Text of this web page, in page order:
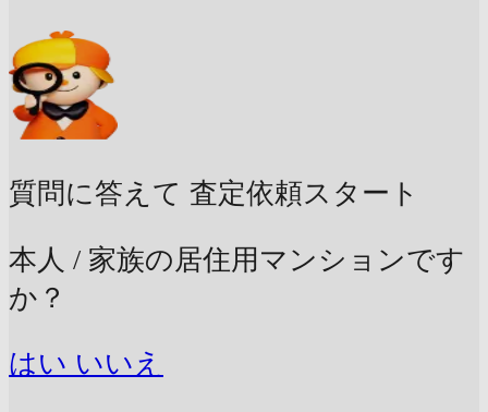
質問に答えて 査定依頼スタート
本人 / 家族の居住用マンションです
か？
はい いいえ